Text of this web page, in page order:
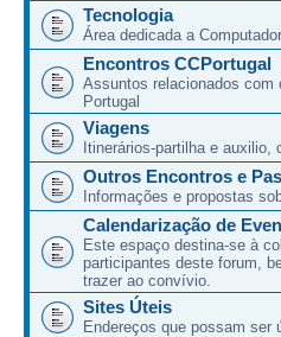
Tecnologia
Área dedicada a
Encontros CCPortugal
Assuntos relacionados com
Portugal
Viagens
Itinerários-partilha e auxilio,
Outros Encontros e
Informações e propostas
Calendarização de
Este espaço destina-se à
participantes deste forum,
trazer ao convívio.
Sites Úteis
Endereços que possam ser